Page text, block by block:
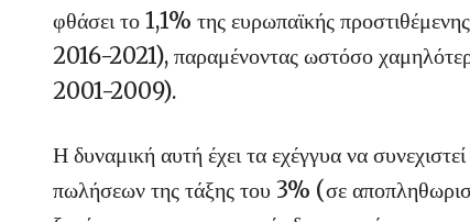
φθάσει το 1,1% της ευρωπαϊκής
2016-2021), παραμένοντας ωστόσο
2001-2009).
Η δυναμική αυτή έχει τα εχέγγυα να
πωλήσεων της τάξης του 3% (σε